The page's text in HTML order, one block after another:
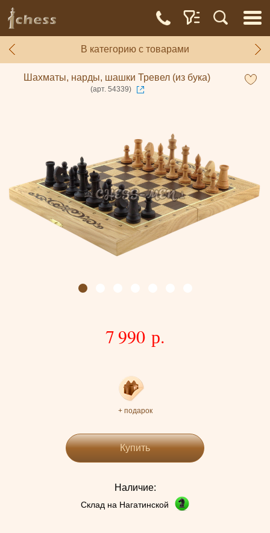
В категорию с товарами
Шахматы, нарды, шашки Тревел (из бука)
(арт. 54339)
7 990 р.
+ подарок
Купить
Наличие:
Склад на Нагатинской